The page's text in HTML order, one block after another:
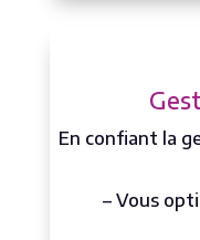
En confiant la
– Vous